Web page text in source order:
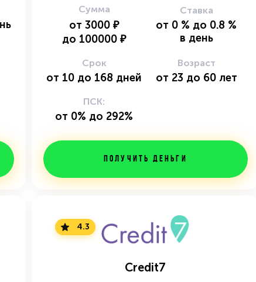
Сумма
от 3000 ₽
до 100000 ₽
Ставка
от 0 % до 0.8 %
в день
Срок
от 10 до 168 дней
Возраст
от 23 до 60 лет
ПСК:
от 0% до 292%
Получить деньги
4.3
Credit7